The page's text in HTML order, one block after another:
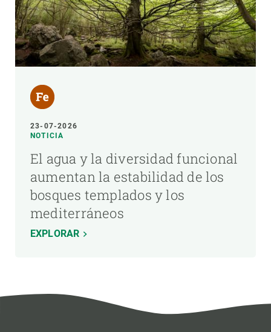
23-07-2026
NOTICIA
El agua y la diversidad funcional
aumentan la estabilidad de los
bosques templados y los
mediterráneos
EXPLORAR